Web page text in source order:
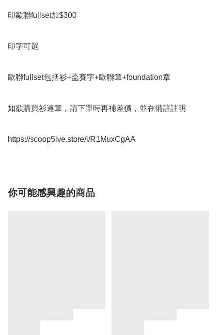
印歐聯fullset加$300
印字可選
歐聯fullset包括衫+盃賽字+歐聯章+foundation章
如欲購買衫連章，請下單時再補差價，並在備註註明
https://scoop5ive.store/i/R1MuxCgAA
你可能感興趣的商品